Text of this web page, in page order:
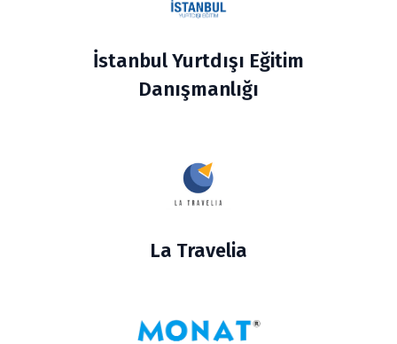
İstanbul Yurtdışı Eğitim
Danışmanlığı
La Travelia